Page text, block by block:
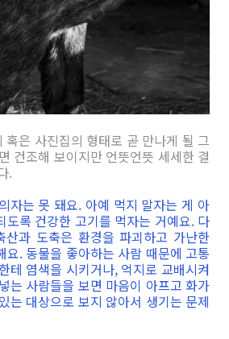
혹은 사진집의 형태로 곧 만나게 될 그
건조해 보이지만 언뜻언뜻 세세한 결
.
자는 못 돼요. 아예 먹지 말자는 게 아
도록 건강한 고기를 먹자는 거예요. 다
산과 도축은 환경을 파괴하고 가난한
요. 동물을 좋아하는 사람 때문에 고통
테 염색을 시키거나, 억지로 교배시켜
는 사람들을 보면 마음이 아프고 화가
는 대상으로 보지 않아서 생기는 문제